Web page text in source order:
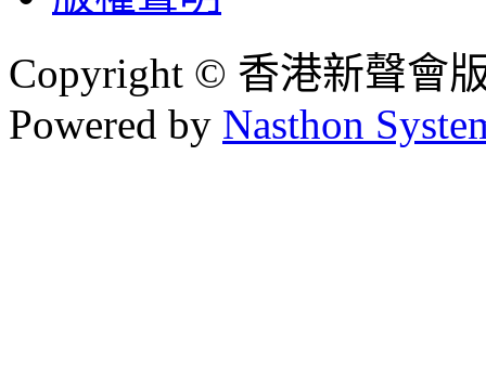
Copyright © 香港新聲會
Powered by Nasthon